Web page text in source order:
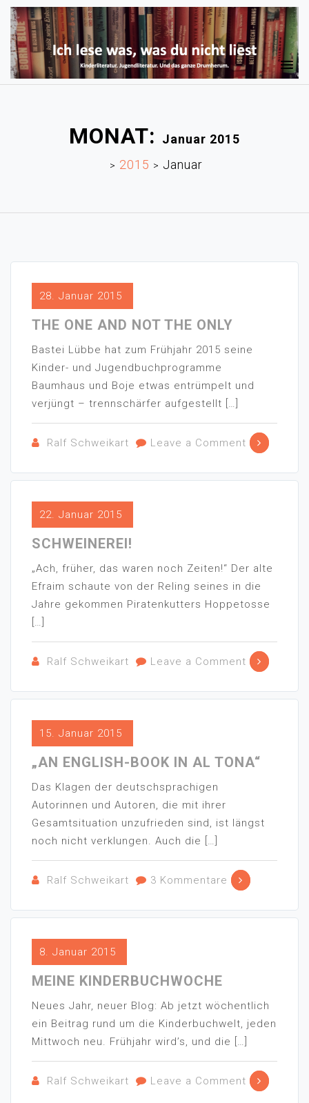
MONAT: Januar 2015
> 2015 > Januar
28. Januar 2015
THE ONE AND NOT THE ONLY
Bastei Lübbe hat zum Frühjahr 2015 seine
Kinder- und Jugendbuchprogramme
Baumhaus und Boje etwas entrümpelt und
verjüngt – trennschärfer aufgestellt […]
Ralf Schweikart Leave a Comment
22. Januar 2015
SCHWEINEREI!
„Ach, früher, das waren noch Zeiten!“ Der alte
Efraim schaute von der Reling seines in die
Jahre gekommen Piratenkutters Hoppetosse
[…]
Ralf Schweikart Leave a Comment
15. Januar 2015
„AN ENGLISH-BOOK IN AL TONA“
Das Klagen der deutschsprachigen
Autorinnen und Autoren, die mit ihrer
Gesamtsituation unzufrieden sind, ist längst
noch nicht verklungen. Auch die […]
Ralf Schweikart 3 Kommentare
8. Januar 2015
MEINE KINDERBUCHWOCHE
Neues Jahr, neuer Blog: Ab jetzt wöchentlich
ein Beitrag rund um die Kinderbuchwelt, jeden
Mittwoch neu. Frühjahr wird’s, und die […]
Ralf Schweikart Leave a Comment